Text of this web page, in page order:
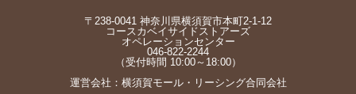
〒238-0041 神奈川県横須賀市本町2-1-12
コースカベイサイドストアーズ
オペレーションセンター
046-822-2244
（受付時間 10:00～18:00）
運営会社：横須賀モール・リーシング合同会社